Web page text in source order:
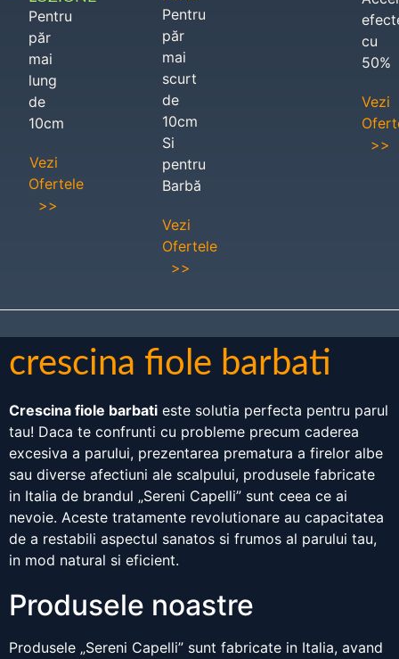
Pentru
păr
mai
lung
de
10cm
Vezi
Ofertele
>>
Pentru
păr
mai
scurt
de
10cm
Si
pentru
Barbă
Vezi
Ofertele
>>
cu
50%
Vezi
>>
crescina fiole barbati
Crescina fiole barbati este solutia perfecta pentru parul
tau! Daca te confrunti cu probleme precum caderea
excesiva a parului, prezentarea prematura a firelor albe
sau diverse afectiuni ale scalpului, produsele fabricate
in Italia de brandul „Sereni Capelli” sunt ceea ce ai
nevoie. Aceste tratamente revolutionare au capacitatea
de a restabili aspectul sanatos si frumos al parului tau,
in mod natural si eficient.
Produsele noastre
Produsele „Sereni Capelli” sunt fabricate in Italia, avand